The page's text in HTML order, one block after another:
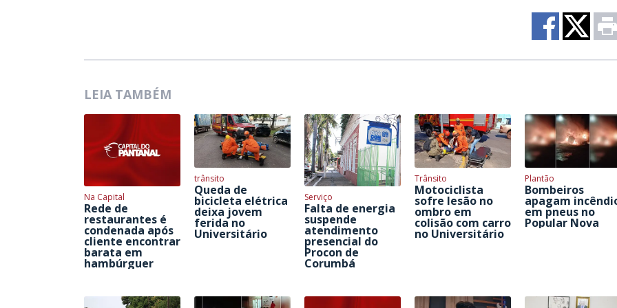
LEIA TAMBÉM
Na Capital
Rede de
restaurantes é
condenada após
cliente encontrar
barata em
hambúrguer
trânsito
Queda de
bicicleta elétrica
deixa jovem
ferida no
Universitário
Serviço
Falta de energia
suspende
atendimento
presencial do
Procon de
Corumbá
Trânsito
Motociclista
sofre lesão no
ombro em
colisão com carro
no Universitário
Plantão
Bombeiros
apagam
em pneus no
Popular Nova